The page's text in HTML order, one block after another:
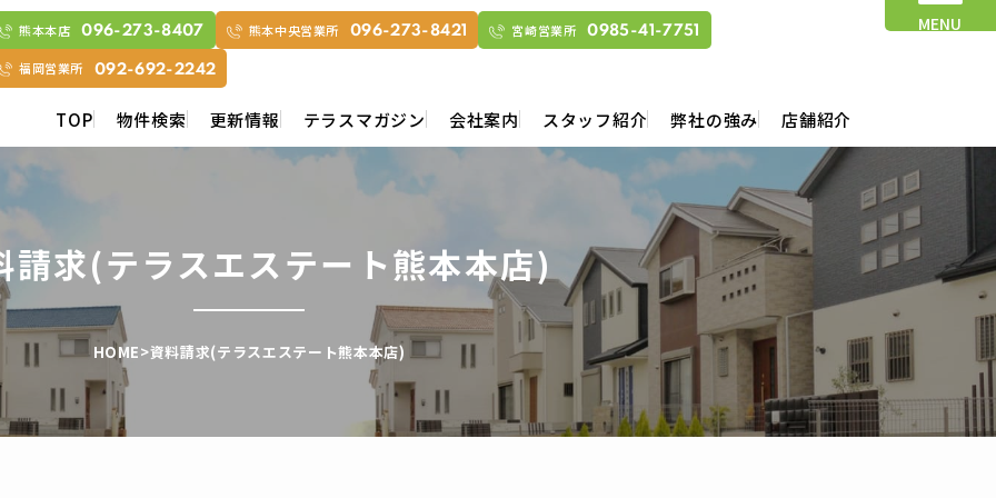
熊本本店 096-273-8407 熊本中央営業所 096-273-8421 宮崎営業所 0985-41-7751
福岡営業所 092-692-2242
TOP 物件検索 更新情報 テラスマガジン 会社案内 スタッフ紹介 弊社の強み 店舗紹介
MENU
請求(テラスエステート熊本本店)
HOME>資料請求(テラスエステート熊本本店)